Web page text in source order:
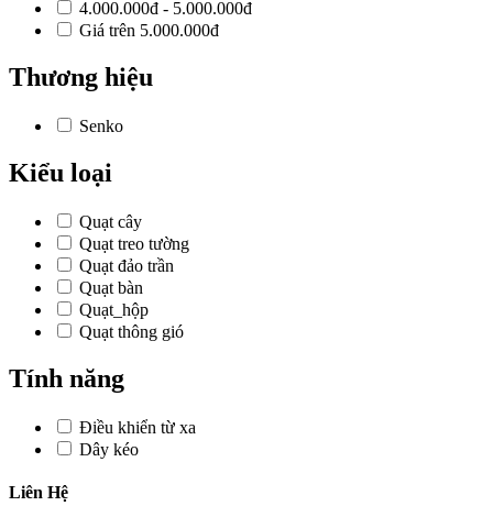
4.000.000đ - 5.000.000đ
Giá trên 5.000.000đ
Thương hiệu
Senko
Kiểu loại
Quạt cây
Quạt treo tường
Quạt đảo trần
Quạt bàn
Quạt_hộp
Quạt thông gió
Tính năng
Điều khiển từ xa
Dây kéo
Liên Hệ